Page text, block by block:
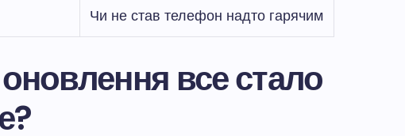
Чи не став телефон надто гарячим
все стало